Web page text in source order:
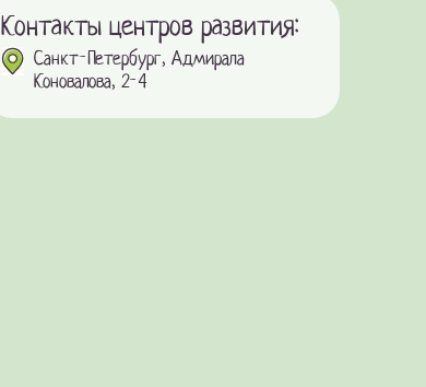
Контакты центров развития:
Санкт-Петербург, Адмирала
Коновалова, 2-4